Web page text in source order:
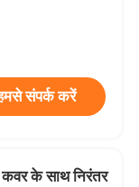
संपर्क करें
कवर के साथ निरंतर